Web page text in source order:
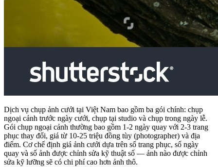
Dịch vụ chụp ảnh cưới tại Việt Nam bao gồm ba gói chính: chụp
ngoại cảnh trước ngày cưới, chụp tại studio và chụp trong ngày lễ.
Gói chụp ngoại cảnh thường bao gồm 1-2 ngày quay với 2-3 trang
phục thay đổi, giá từ 10-25 triệu đồng tùy (photographer) và địa
điểm. Cơ chế định giá ảnh cưới dựa trên số trang phục, số ngày
quay và số ảnh được chỉnh sửa kỹ thuật số — ảnh nào được chỉnh
sửa kỹ lưỡng sẽ có chi phí cao hơn ảnh thô.